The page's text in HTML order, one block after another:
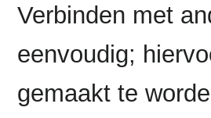
Verbinden met
eenvoudig;
gemaakt te